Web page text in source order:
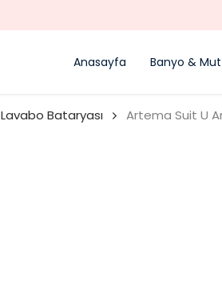
Anasayfa Banyo &
Lavabo Bataryası Artema Suit U